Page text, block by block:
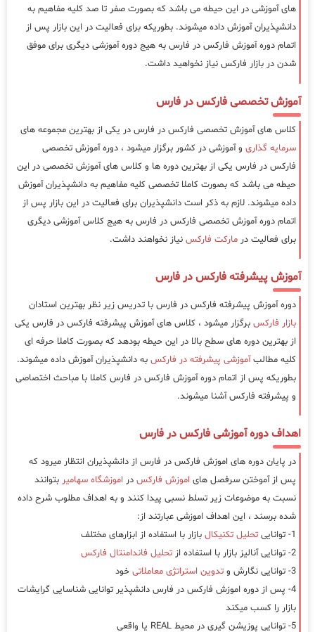
های آموزشی در این حیطه می باشد که بصورت صفر تا صد کلیه مفاهیم به
دانشپذیران آموزش داده میشوند. بطوریکه برای فعالیت در این بازار پس از
اتمام دوره آموزش فارکس در فارس به هیج دوره آموزشی دیگری برای موفق
شدن در بازار فارکس نیاز نخواهید داشت.
آموزش تخصصی فارکس در فارس
کلاس های آموزش تخصصی فارکس در فارس در یکی از بهترین مجموعه های
سرمایه گذاری و آموزشی در کشور برگزار میشود ، دوره آموزش تخصصی
فارکس در فارس یکی از بهترین دوره ها و کلاس های آموزش تخصصی در این
حیطه می باشد که بصورت کاملا تخصصی کلیه مفاهیم به دانشپذیران آموزش
داده میشوند. لازم به ذکر است دانشپذیران برای فعالیت در این بازار پس از
اتمام دوره آموزش تخصصی فارکس در فارس به هیج کلاس آموزشی دیگری
برای فعالیت در مارکت فارکس نیاز نخواهند داشت.
آموزش پیشرفته فارکس در فارس
دوره آموزش پیشرفته فارکس در فارس با تدریس زیر نظر بهترین استادان
بازار فارکس برگزار میشود ، کلاس های آموزش پیشرفته فارکس در فارس یکی
از بهترین دوره های سطح بالا در این حیطه بودهد که بصورت کاملا حرفه ای
کلیه مطالبآموزشی پیشرفته در فارکس به دانشپذیران آموزش داده میشوند.
بطوریکه پس از اتمام دوره آموزش فارکس در فارس کاملا با مباحث اختصاصی
و پیشرفته فارکس آشنا میشوند.
اهداف دوره آموزشی فارکس در فارس
در پایان دوره های اموزش فارکس در فارس از دانشپذیران انتظار میرود که
پس از آموختن سرفصل های اموزش فارکس در اموزشگاه سهامیر بتوانند
نسبت به موضوعات زیر تسلط نسبی پیدا کنند و به اهداف مطلوب شرح داده
شده برسند ، این اهداف اموزشی عبارتند از:
1- توانایی
تحلیل تکنیکال بازار با استفاده از ابزارهای مختلف
2- توانایی آنالیز بازار با استفاده از
تحلیل فاندامنتال فارکس
3- توانایی نگارش و
تدوین استراتژی معاملاتی خود
4- پس از دوره اموزش فارکس در فارس دانشپذیر توانایی شناسایی گرایشات
بازار را کسب میکند
5- توانایی پوزیشن گیری در محیط REAL یا واقعی